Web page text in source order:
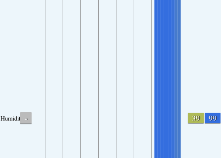
Humidity - 39 99